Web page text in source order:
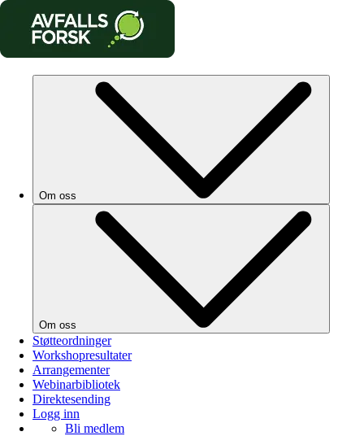
Om oss
Om oss
Støtteordninger
Workshopresultater
Arrangementer
Webinarbibliotek
Direktesending
Logg inn
Bli medlem